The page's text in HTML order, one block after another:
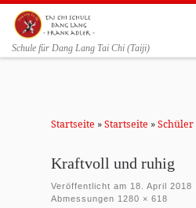
Zum Inhalt springen
Schule für Dang Lang Tai Chi (Taiji)
Startseite »Startseite »Schüler
Kraftvoll und ruhig
Veröffentlicht am 18. April 2018
Abmessungen 1280 × 618